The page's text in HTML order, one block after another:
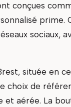
conçues
prime.
sociaux,
située en
choix de
et aérée. La